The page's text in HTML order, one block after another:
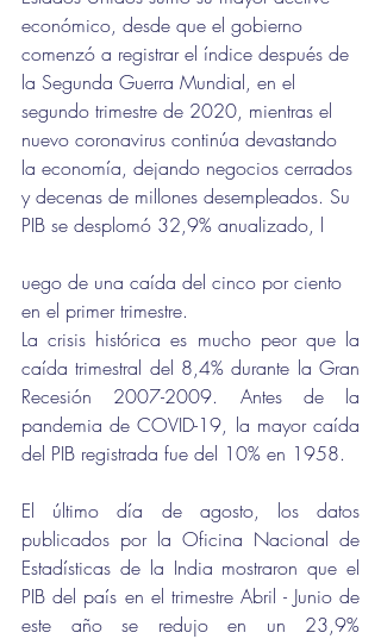
económico, desde que el gobierno
comenzó a registrar el índice después de
la Segunda Guerra Mundial, en el
segundo trimestre de 2020, mientras el
nuevo coronavirus continúa devastando
la economía, dejando negocios cerrados
y decenas de millones desempleados. Su
PIB se desplomó 32,9% anualizado, l
uego de una caída del cinco por ciento
en el primer trimestre.
La crisis histórica es mucho peor que la
caída trimestral del 8,4% durante la Gran
Recesión 2007-2009. Antes de la
pandemia de COVID-19, la mayor caída
del PIB registrada fue del 10% en 1958.
El último día de agosto, los datos
publicados por la Oficina Nacional de
Estadísticas de la India mostraron que el
PIB del país en el trimestre Abril - Junio de
este año se redujo en un 23,9%